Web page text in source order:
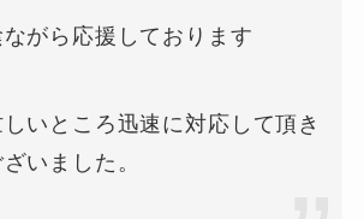
がら応援しております
いところ迅速に対応して頂き
いました。